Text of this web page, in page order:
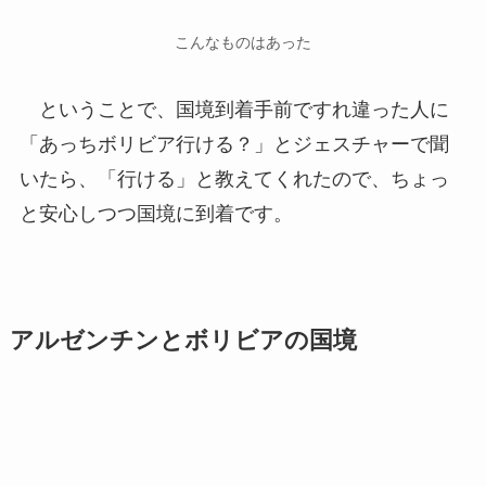
こんなものはあった
ということで、国境到着手前ですれ違った人に
「あっちボリビア行ける？」とジェスチャーで聞
いたら、「行ける」と教えてくれたので、ちょっ
と安心しつつ国境に到着です。
アルゼンチンとボリビアの国境